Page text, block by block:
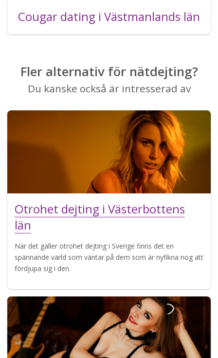
Cougar dating i Västmanlands län
Fler alternativ för nätdejting?
Du kanske också är intresserad av
Otrohet dejting i Västerbottens
län
När det gäller otrohet dejting i Sverige finns det en
spännande värld som väntar på dem som är nyfikna nog att
fördjupa sig i den.